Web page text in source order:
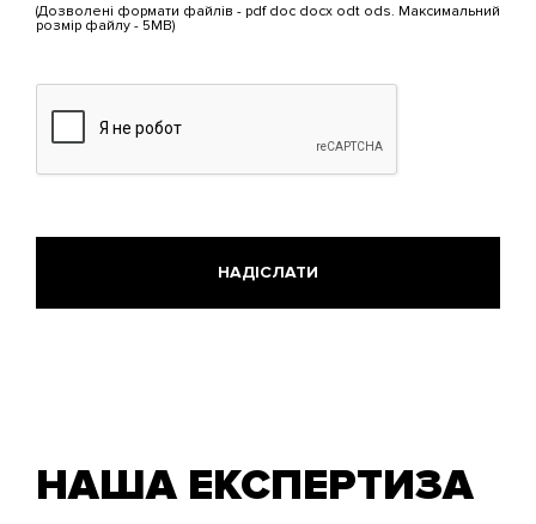
(Дозволені формати файлів - pdf doc docx odt ods. Максимальний
розмір файлу - 5MB)
5
МБ.
doc,
ods.
НАША ЕКСПЕРТИЗА